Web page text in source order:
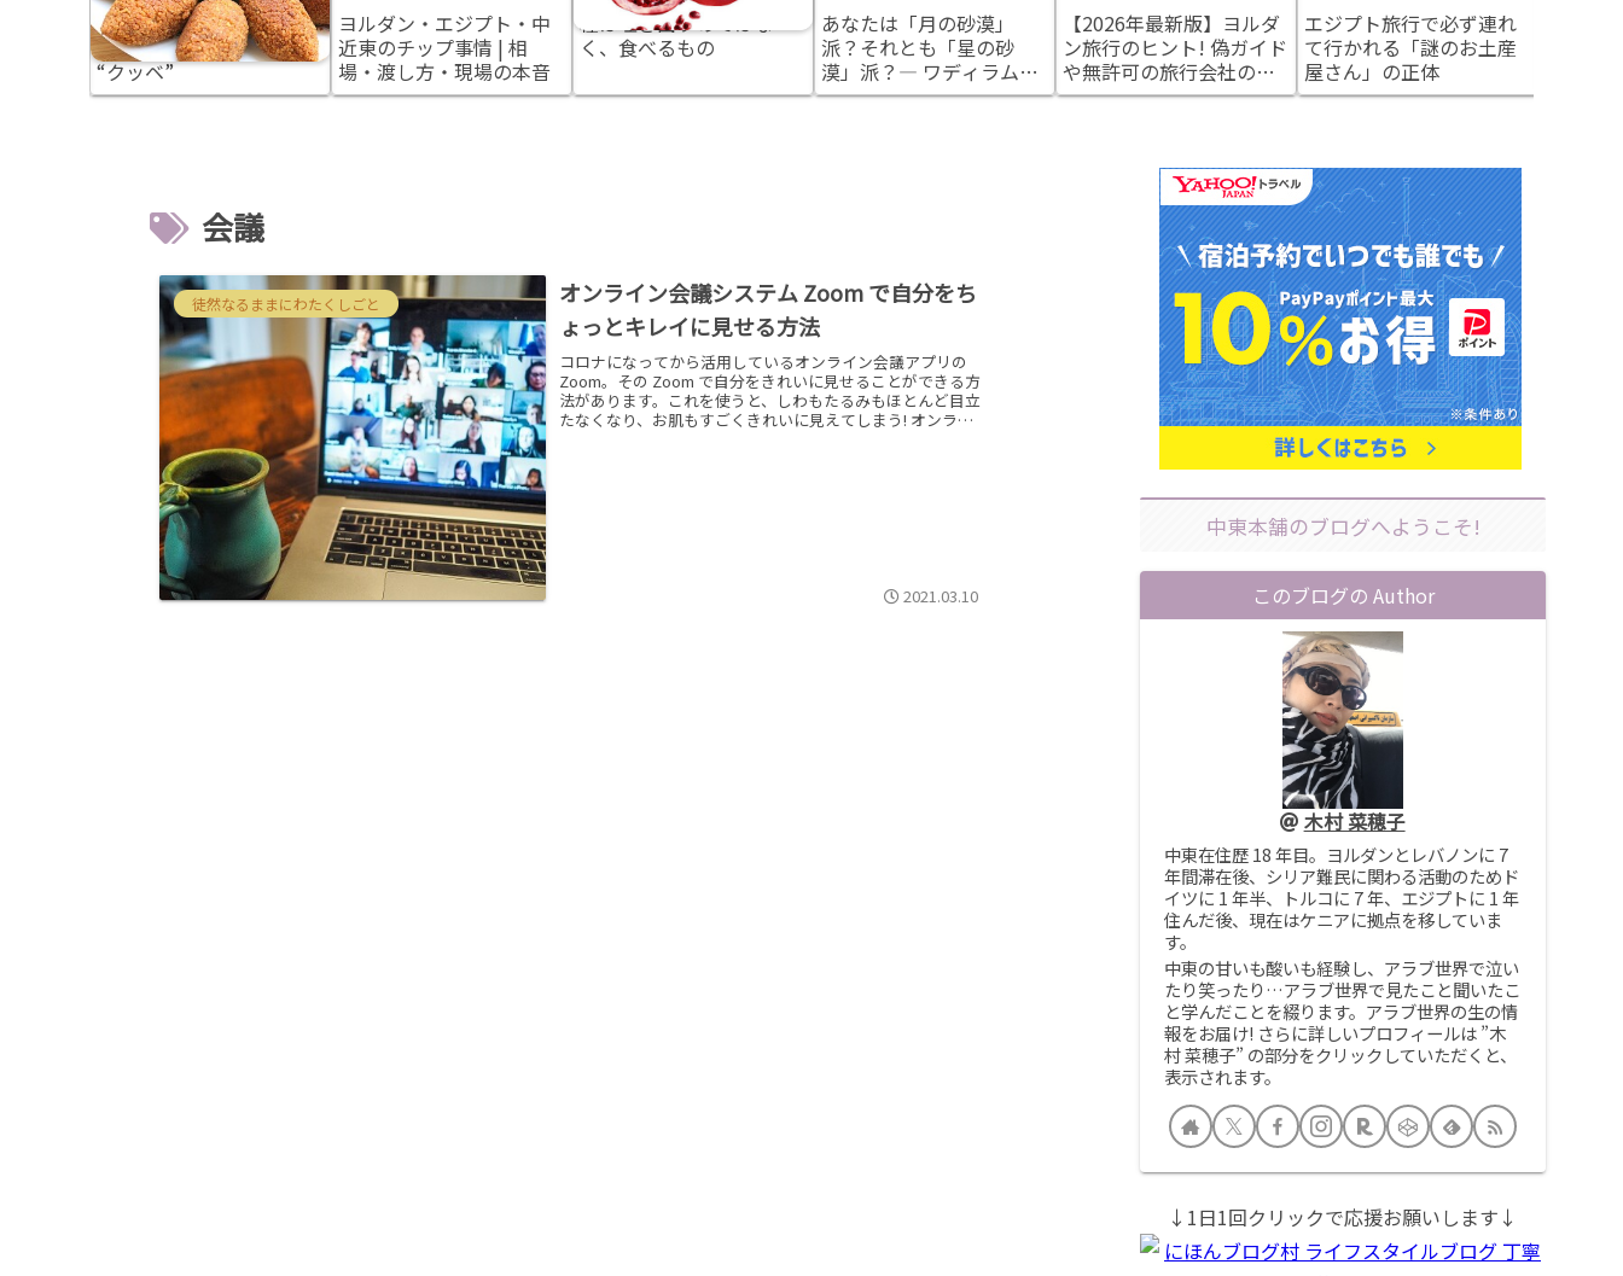
シリアとレバノンの郷土
料理 アラブ風の肉団子
“クッベ”
ヨルダン・エジプト・中
近東のチップ事情 | 相
場・渡し方・現場の本音
種は吐き出すのではな
く、食べるもの
あなたは「月の砂漠」
派？それとも「星の砂
漠」派？― ワディラム観
光を計画する前に知って
【2026年最新版】ヨルダ
ン旅行のヒント! 偽ガイド
や無許可の旅行会社の見
分け方と安全対策
エジプト旅行で必ず連れ
て行かれる「謎のお土産
屋さん」の正体
会議
徒然なるままにわたくしごと
オンライン会議システム Zoom で自分をち
ょっとキレイに見せる方法
コロナになってから活用しているオンライン会議アプリの
Zoom。その Zoom で自分をきれいに見せることができる方
法があります。これを使うと、しわもたるみもほとんど目立
たなくなり、お肌もすごくきれいに見えてしまう! オンライ
2021.03.10
中東本舗のブログへようこそ!
このブログの Author
木村 菜穂子
中東在住歴 18 年目。ヨルダンとレバノンに 7
年間滞在後、シリア難民に関わる活動のためド
イツに 1 年半、トルコに 7 年、エジプトに 1 年
住んだ後、現在はケニアに拠点を移していま
す。
中東の甘いも酸いも経験し、アラブ世界で泣い
たり笑ったり…アラブ世界で見たこと聞いたこ
と学んだことを綴ります。アラブ世界の生の情
報をお届け! さらに詳しいプロフィールは ”木
村 菜穂子” の部分をクリックしていただくと、
表示されます。
↓1日1回クリックで応援お願いします↓